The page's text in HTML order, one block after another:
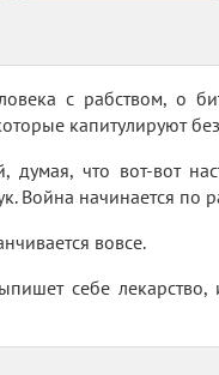
с рабством, о
капитулируют
думая, что вот-вот
Война начинается
вовсе.
себе